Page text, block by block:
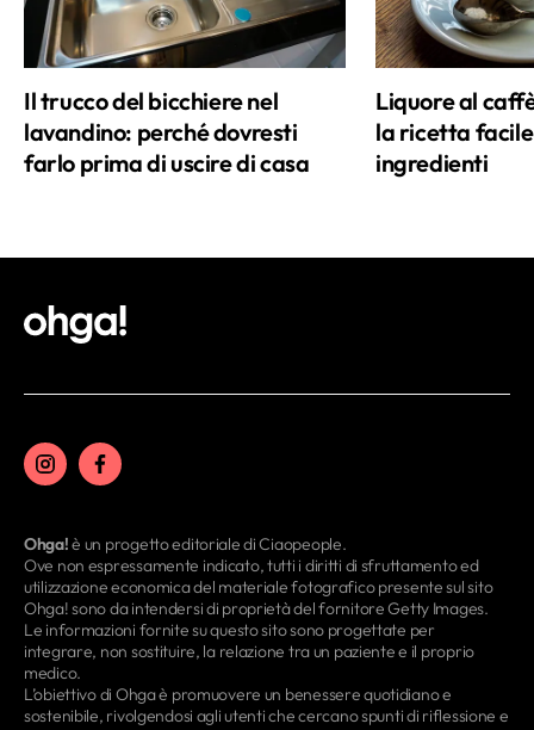
Il trucco del bicchiere nel
lavandino: perché dovresti
farlo prima di uscire di casa
Liquore al
la ricetta
ingredienti
Ohga!è un progetto editoriale di Ciaopeople.
Ove non espressamente indicato, tutti i diritti di sfruttamento ed
utilizzazione economica del materiale fotografico presente sul sito
Ohga! sono da intendersi di proprietà del fornitore Getty Images.
Le informazioni fornite su questo sito sono progettate per
integrare, non sostituire, la relazione tra un paziente e il proprio
medico.
L’obiettivo di Ohga è promuovere un benessere quotidiano e
sostenibile, rivolgendosi agli utenti che cercano spunti di riflessione e